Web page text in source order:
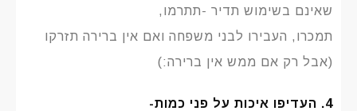
שאינם בשימוש תדיר -תתרמו,
תמכרו, העבירו לבני משפחה ואם אין ברירה תזרקו
(אבל רק אם ממש אין ברירה:)
4. העדיפו איכות על פני כמות-